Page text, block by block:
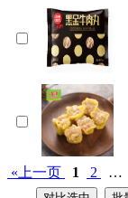
«上一页 1 2 …